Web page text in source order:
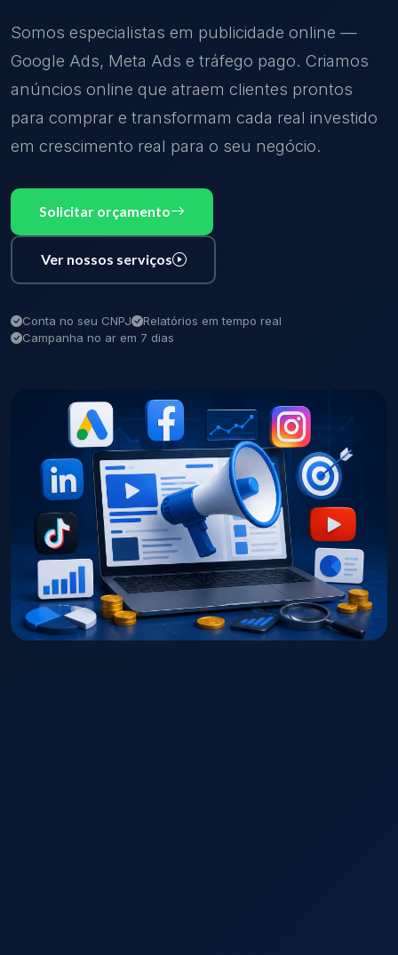
Somos especialistas em publicidade online —
Google Ads, Meta Ads e tráfego pago. Criamos
anúncios online que atraem clientes prontos
para comprar e transformam cada real investido
em crescimento real para o seu negócio.
Solicitar orçamento
Ver nossos serviços
Conta no seu CNPJ
Relatórios em tempo real
Campanha no ar em 7 dias